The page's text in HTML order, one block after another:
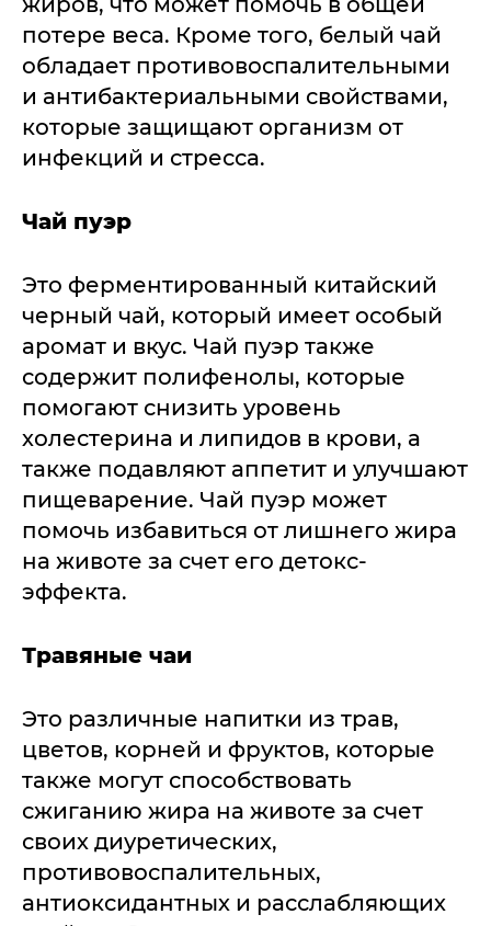
потере веса. Кроме того, белый чай
обладает противовоспалительными
и антибактериальными свойствами,
которые защищают организм от
инфекций и стресса.
Чай пуэр
Это ферментированный китайский
черный чай, который имеет особый
аромат и вкус. Чай пуэр также
содержит полифенолы, которые
помогают снизить уровень
холестерина и липидов в крови, а
также подавляют аппетит и улучшают
пищеварение. Чай пуэр может
помочь избавиться от лишнего жира
на животе за счет его детокс-
эффекта.
Травяные чаи
Это различные напитки из трав,
цветов, корней и фруктов, которые
также могут способствовать
сжиганию жира на животе за счет
своих диуретических,
противовоспалительных,
антиоксидантных и расслабляющих